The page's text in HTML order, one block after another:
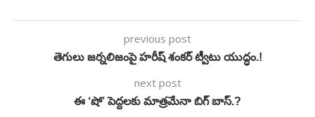
previous post
తెగులు జర్నలిజంపై హరీష్ శంకర్ ట్వీటు యుద్ధం.!
next post
ఈ ‘షో’ పెద్దలకు మాత్రమేనా బిగ్ బాస్.?